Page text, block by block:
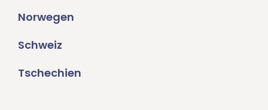
Norwegen
Schweiz
Tschechien